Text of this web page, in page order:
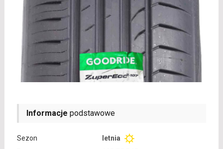
Informacje podstawowe
Sezon
letnia